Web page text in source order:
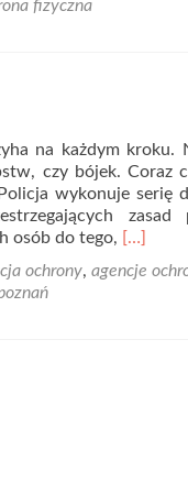
fizyczna
na każdym kroku.
czy bójek. Coraz
wykonuje serię
zasad
osób do tego, Read
about
[…]
ochrony, agencje